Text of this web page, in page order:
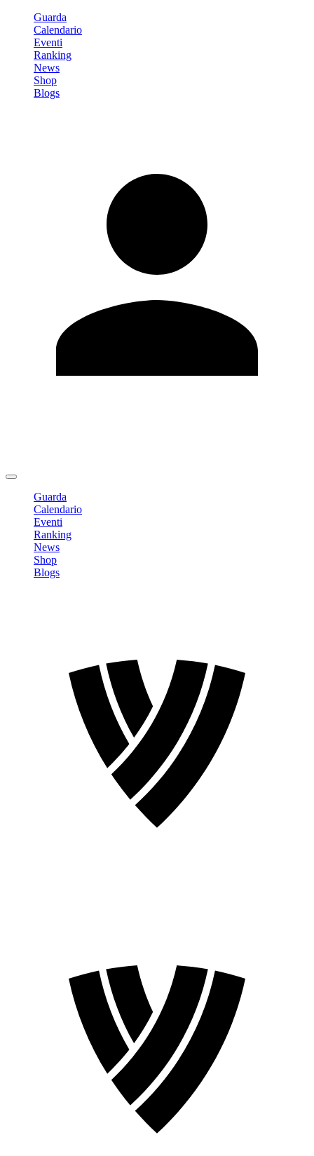
Guarda
Calendario
Eventi
Ranking
News
Shop
Blogs
Guarda
Calendario
Eventi
Ranking
News
Shop
Blogs